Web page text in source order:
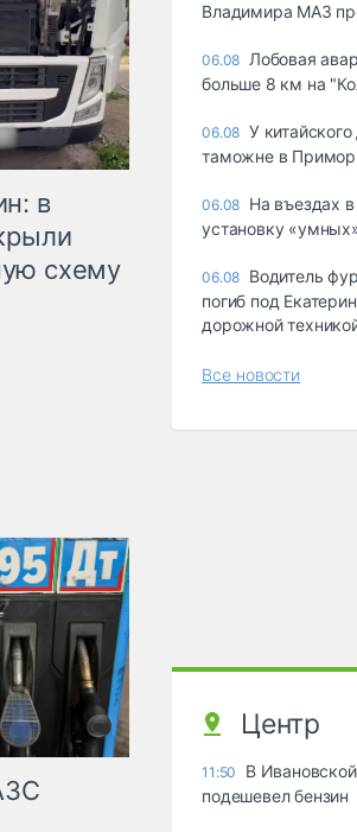
в
схему
Владимира МАЗ
06.08 Лобовая
больше 8 км на
06.08 У
таможне в
06.08 Ha въeздax
ycтaнoвкy
06.08 Водитель
погиб под
дорожной
Все новости
Центр
11:50
В
подешевел бензин